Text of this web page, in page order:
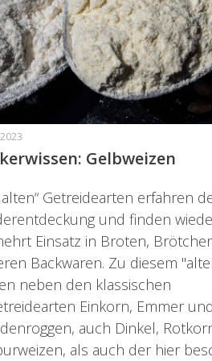
Gelbweizen
Getreidearten erfahren
und finden
Einsatz in Broten,
Backwaren. Zu diesem
neben den klassischen
Einkorn, Emmer und
auch Dinkel,
als auch der hier